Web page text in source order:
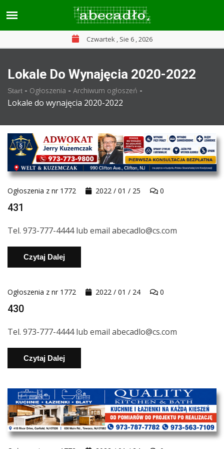
Czwartek , Sie 6 , 2026
Lokale Do Wynajęcia 2020-2022
Start - Ogłoszenia - Archiwum ogłoszeń -
Lokale do wynajęcia 2020-2022
Ogłoszenia z nr 1772 2022 / 01 / 25 0
431
Tel. 973-777-4444 lub email abecadlo@cs.com
Czytaj Dalej
Ogłoszenia z nr 1772 2022 / 01 / 24 0
430
Tel. 973-777-4444 lub email abecadlo@cs.com
Czytaj Dalej